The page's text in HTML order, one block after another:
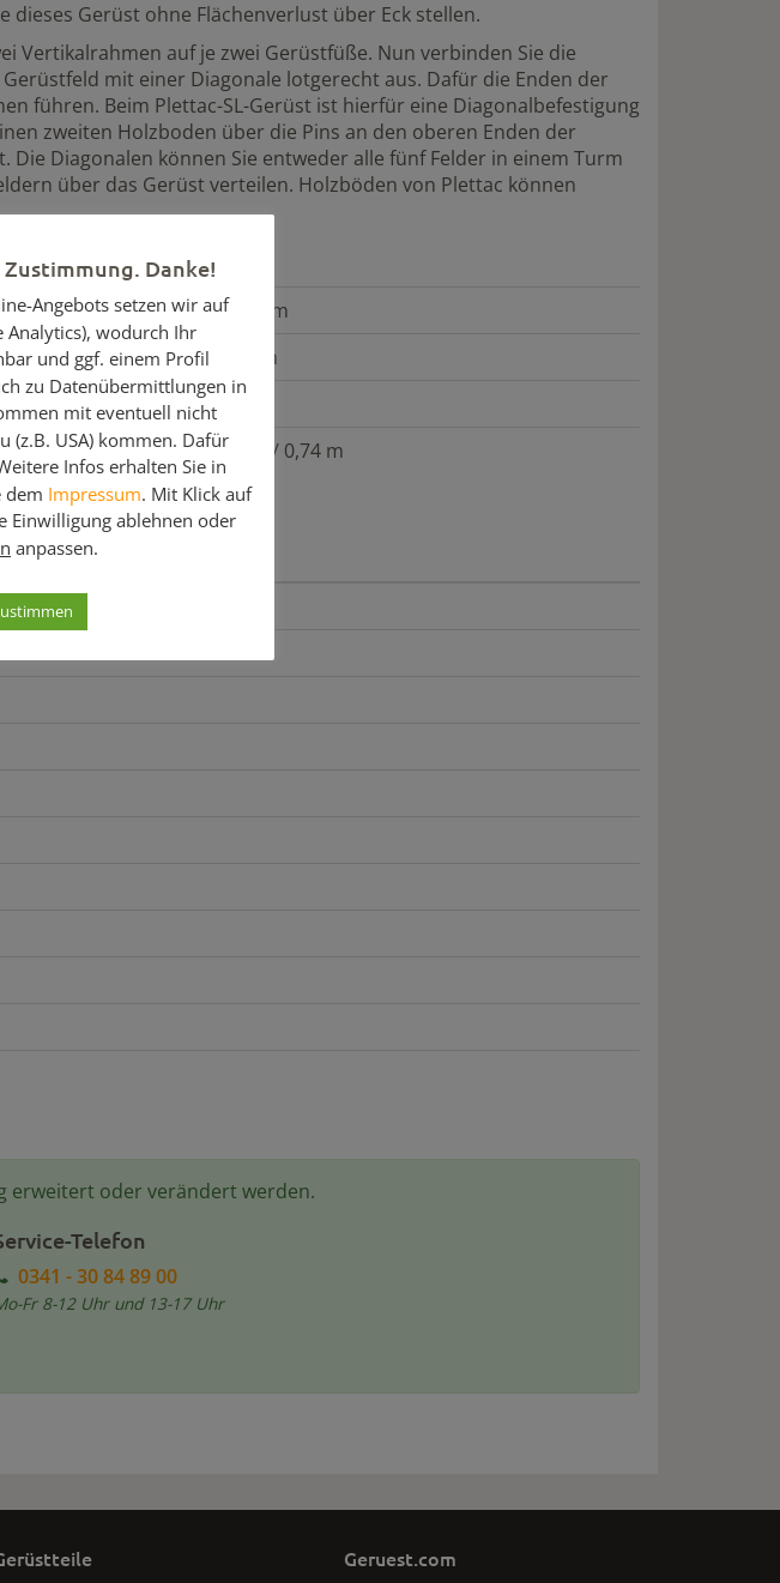
Gerüst ohne Flächenverlust über Eck stellen.
Vertikalrahmen auf je zwei Gerüstfüße. Nun verbinden Sie die
mit einer Diagonale lotgerecht aus. Dafür die Enden der
führen. Beim Plettac-SL-Gerüst ist hierfür eine Diagonalbefestigung
zweiten Holzboden über die Pins an den oberen Enden der
Diagonalen können Sie entweder alle fünf Felder in einem Turm
über das Gerüst verteilen. Holzböden von Plettac können
100,00 m
10,20 m
8,20 m
2,50 m / 0,74 m
erweitert oder verändert werden.
Telefon
0341 - 30 84 89 00
Fr 8-12 Uhr und 13-17 Uhr
Geruest.com
Danke!
Angebots setzen wir auf
Analytics), wodurch Ihr
und ggf. einem Profil
zu Datenübermittlungen in
mit eventuell nicht
(z.B. USA) kommen. Dafür
Infos erhalten Sie in
Impressum. Mit Klick auf
Einwilligung ablehnen oder
anpassen.